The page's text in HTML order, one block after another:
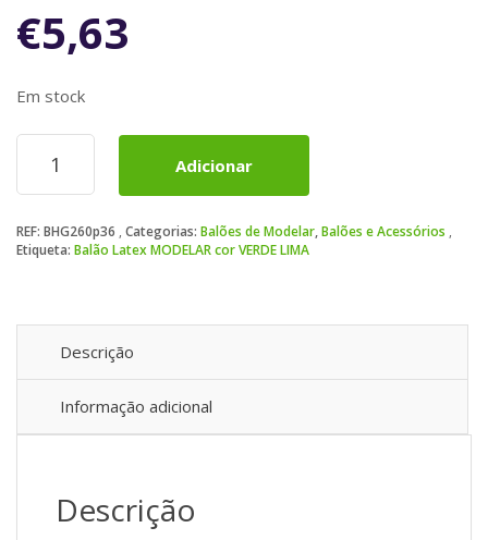
€5,63
Em stock
Quantidade
Balão
MODELAR
cor
Adicionar
REF: BHG260p36 Categorias: Balões de Modelar,Balões e Acessórios
Etiqueta: Balão Latex MODELAR cor VERDE LIMA
Descrição
Informação adicional
Descrição